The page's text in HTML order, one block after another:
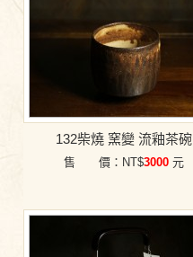
132柴燒 窯變 流釉茶碗
售 價：NT$3000 元